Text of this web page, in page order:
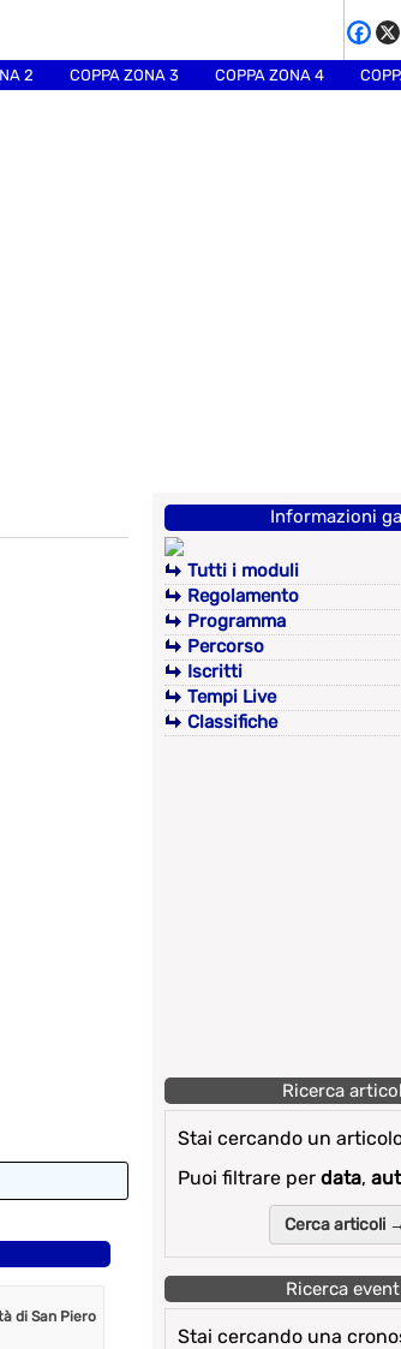
2 COPPA ZONA 3 COPPA ZONA 4
Informazioni
Tutti i moduli
Regolamento
Programma
Percorso
Iscritti
Tempi Live
Classifiche
Ricerca
Stai cercando un
Puoi filtrare per data,
Cerca articoli →
Ricerca
Stai cercando una
di San Piero